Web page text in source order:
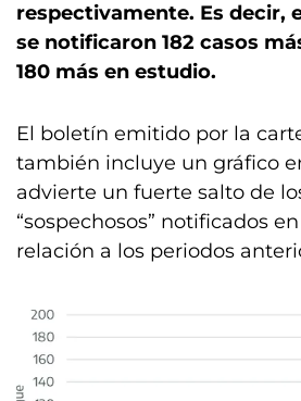
respectivamente. Es decir,
se notificaron 182 casos
180 más en estudio.
El boletín emitido por la
también incluye un gráfico
advierte un fuerte salto de
“sospechosos” notificados
relación a los periodos